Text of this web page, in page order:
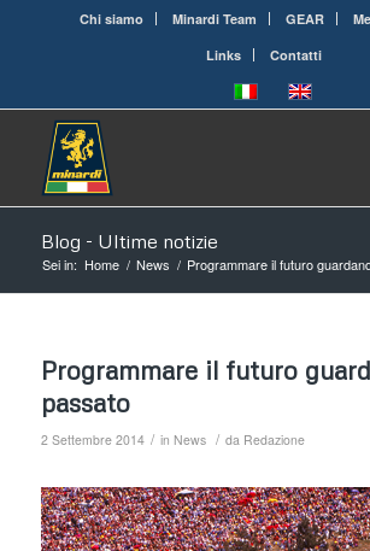
Chi siamo Minardi Team GEAR
Links
Contatti
Blog - Ultime notizie
Sei in: Home / News / Programmare il futuro
Programmare il futuro
passato
2 Settembre 2014 / in News / da Redazione